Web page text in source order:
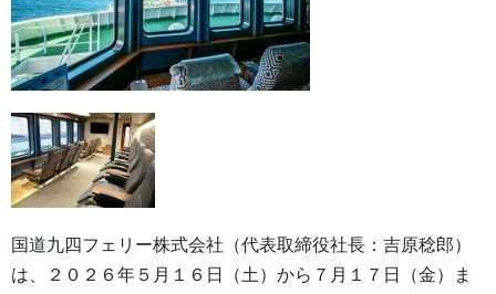
国道九四フェリー株式会社（代表取締役社長：吉原稔郎）
は、２０２６年５月１６日（土）から７月１７日（金）ま